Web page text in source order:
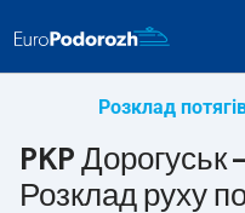
Розклад
PKP
Розклад руху